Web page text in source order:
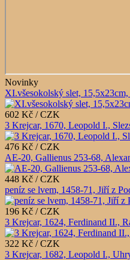
Novinky
XI.všesokolský slet, 15,5x23cm,
602 Kč / CZK
3 Krejcar, 1670, Leopold I.,
476 Kč / CZK
AE-20, Gallienus 253-68,
448 Kč / CZK
peníz se lvem, 1458-71, Jiří z
196 Kč / CZK
3 Krejcar, 1624, Ferdinand II.,
322 Kč / CZK
3 Krejcar, 1682, Leopold I.,